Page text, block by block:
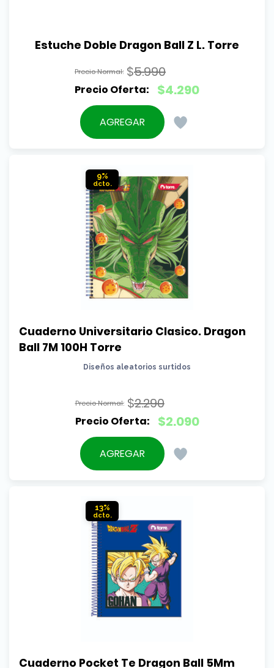
Estuche Doble Dragon Ball Z L. Torre
$5.990
El
precio
original
$4.290
El
precio
actual
AGREGAR
9%
Cuaderno Universitario Clasico. Dragon
Ball 7M 100H Torre
Diseños aleatorios surtidos
$2.290
El
precio
original
$2.090
El
precio
actual
AGREGAR
13%
Cuaderno Pocket Te Dragon Ball 5Mm